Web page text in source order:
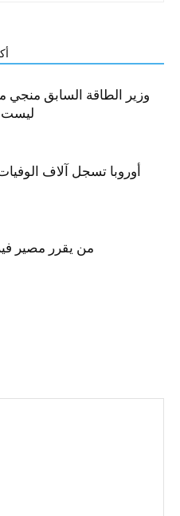
وزير الطاقة السابق منجي
ليست
أوروبا تسجل آلاف
من يقرر مصير